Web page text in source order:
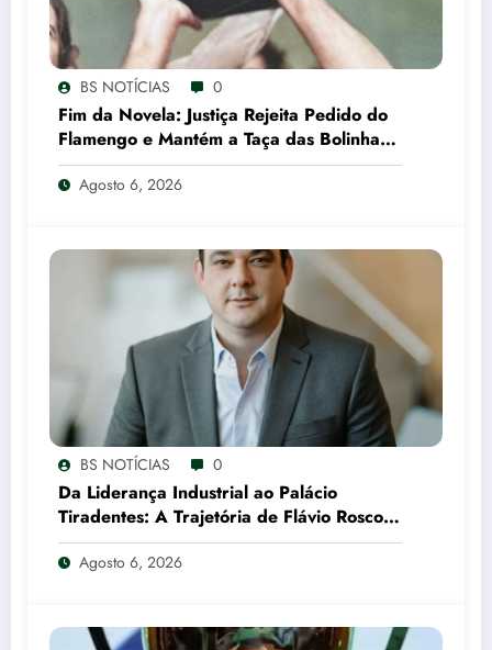
BS NOTÍCIAS 0
Fim da Novela: Justiça Rejeita Pedido do
Flamengo e Mantém a Taça das Bolinhas
com o São Paulo
Agosto 6, 2026
BS NOTÍCIAS 0
Da Liderança Industrial ao Palácio
Tiradentes: A Trajetória de Flávio Roscoe
e o Xadrez do Vice no PL
Agosto 6, 2026